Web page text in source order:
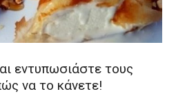
εντυπωσιάστε τους
να το κάνετε!